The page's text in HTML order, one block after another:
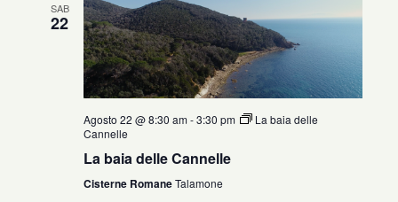
SAB
22
Agosto 22 @ 8:30 am-3:30 pm
La baia delle
Cannelle
La baia delle Cannelle
Cisterne RomaneTalamone